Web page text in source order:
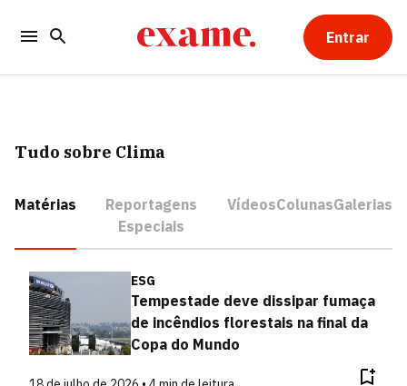
Entrar
Tudo sobre Clima
Matérias
Reportagens
Especiais
VídeosColunasGalerias
ESG
Tempestade deve dissipar fumaça
de incêndios florestais na final da
Copa do Mundo